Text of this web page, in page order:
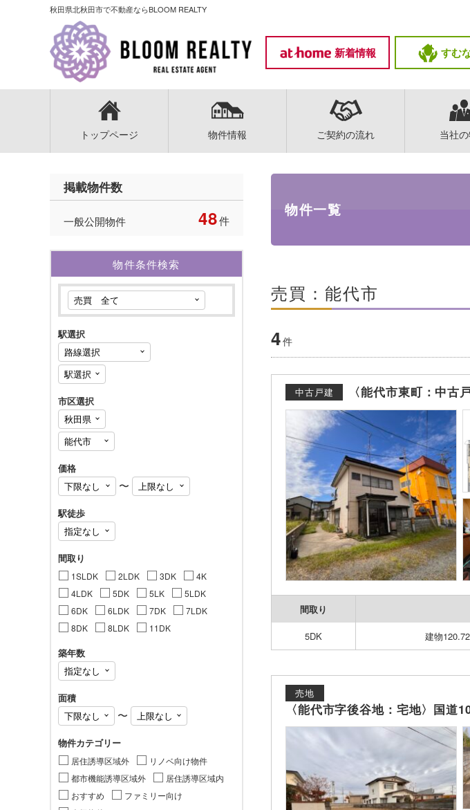
秋田県北秋田市で不動産ならBLOOM REALTY
新着情報 すむ
トップページ 物件情報 ご契約の流れ 当社
物件一覧
売買：能代市
4件
中古戸建 〈能代市東町：中古
間取り
5DK 建物
売地
〈能代市字後谷地：宅地〉国道
掲載物件数
一般公開物件 48件
物件条件検索
駅選択
市区選択
価格
〜
駅徒歩
間取り
1SLDK 2LDK 3DK
4K
4LDK
5DK 5LK
5LDK
6DK
6LDK 7DK
7LDK
8DK
8LDK 11DK
築年数
面積
〜
物件カテゴリー
居住誘導区域外
リノベ向け物件
都市機能誘導区域外
居住誘導区域内
おすすめ
ファミリー向け